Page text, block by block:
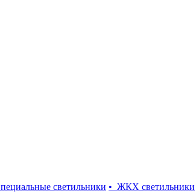
светильники • ЖКХ светильники